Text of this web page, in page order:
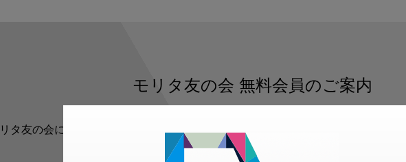
モリタ友の会 無料会員のご案内
タ友の会に登録いただくと、デンタルライフデザインをもっと便利にご利用い